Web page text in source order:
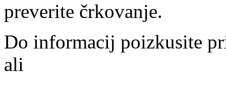
preverite črkovanje.
Do informacij poizkusite
ali